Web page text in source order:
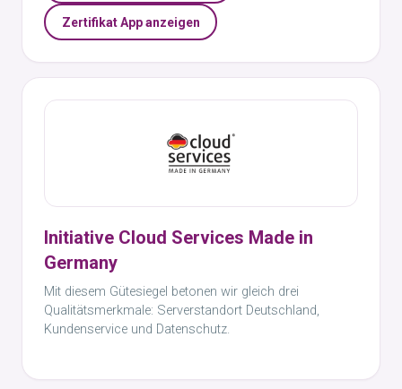
Zertifikat App anzeigen
Initiative Cloud Services Made in
Germany
Mit diesem Gütesiegel betonen wir gleich drei
Qualitätsmerkmale: Serverstandort Deutschland,
Kundenservice und Datenschutz.